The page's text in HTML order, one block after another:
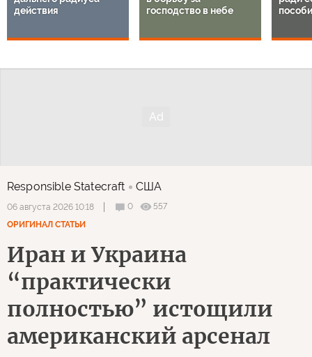
действия
господство в небе
Responsible Statecraft США
06 августа 2026 10:18 0
557
ОРИГИНАЛ СТАТЬИ
Иран и Украина
“практически
полностью” истощили
американский арсенал